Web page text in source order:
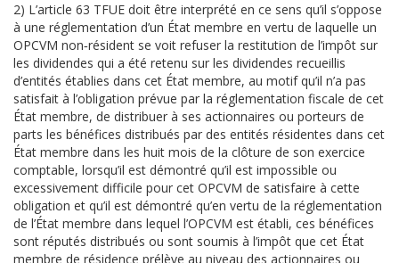
2) L’article 63 TFUE doit être interprété en ce sens qu’il s’oppose
à une réglementation d’un État membre en vertu de laquelle un
OPCVM non‑résident se voit refuser la restitution de l’impôt sur
les dividendes qui a été retenu sur les dividendes recueillis
d’entités établies dans cet État membre, au motif qu’il n’a pas
satisfait à l’obligation prévue par la réglementation fiscale de cet
État membre, de distribuer à ses actionnaires ou porteurs de
parts les bénéfices distribués par des entités résidentes dans cet
État membre dans les huit mois de la clôture de son exercice
comptable, lorsqu’il est démontré qu’il est impossible ou
excessivement difficile pour cet OPCVM de satisfaire à cette
obligation et qu’il est démontré qu’en vertu de la réglementation
de l’État membre dans lequel l’OPCVM est établi, ces bénéfices
sont réputés distribués ou sont soumis à l’impôt que cet État
membre de résidence prélève au niveau des actionnaires ou